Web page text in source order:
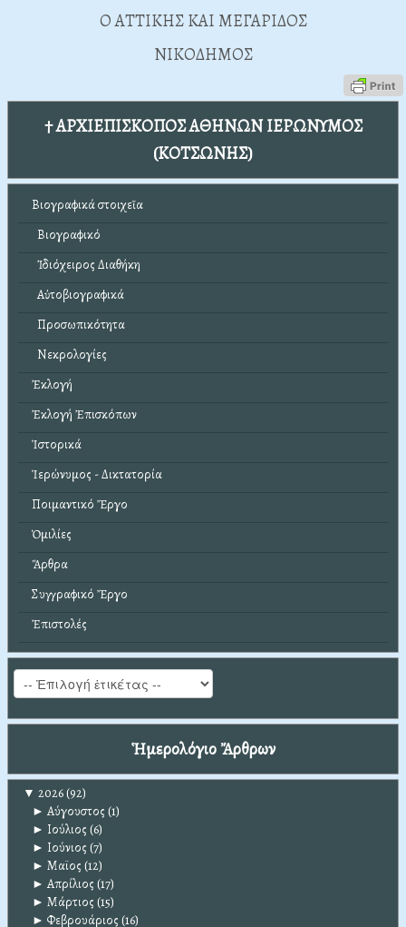
Ο ΑΤΤΙΚΗΣ ΚΑΙ ΜΕΓΑΡΙΔΟΣ
ΝΙΚΟΔΗΜΟΣ
† ΑΡΧΙΕΠΙΣΚΟΠΟΣ ΑΘΗΝΩΝ ΙΕΡΩΝΥΜΟΣ
(ΚΟΤΣΩΝΗΣ)
Βιογραφικά στοιχεῖα
Βιογραφικό
Ἰδιόχειρος Διαθήκη
Αὐτοβιογραφικά
Προσωπικότητα
Νεκρολογίες
Ἐκλογή
Ἐκλογή Ἐπισκόπων
Ἱστορικά
Ἱερώνυμος - Δικτατορία
Ποιμαντικό Ἔργο
Ὁμιλίες
Ἄρθρα
Συγγραφικό Ἔργο
Ἐπιστολές
Ἡμερολόγιο Ἄρθρων
▼ 2026(92)
► Αύγουστος (1)
► Ιούλιος (6)
► Ιούνιος (7)
► Μαϊος (12)
► Απρίλιος (17)
► Μάρτιος (15)
► Φεβρουάριος (16)